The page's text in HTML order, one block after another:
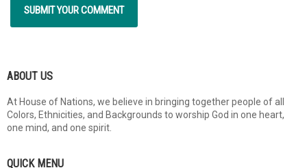
ABOUT US
At House of Nations, we believe in bringing together people of all
Colors, Ethnicities, and Backgrounds to worship God in one heart,
one mind, and one spirit.
QUICK MENU